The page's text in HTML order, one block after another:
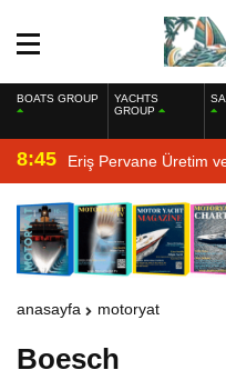
BOATS GROUP
YACHTS
GROUP
8:45 Eriş Pervane Üretim
anasayfa motoryat
Boesch